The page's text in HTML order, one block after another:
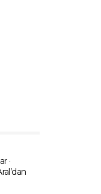
·